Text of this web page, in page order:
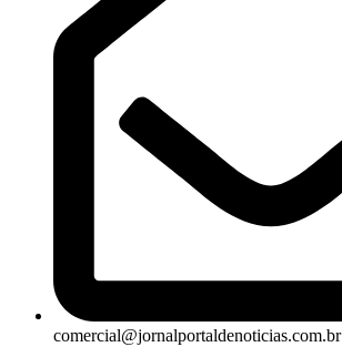
comercial@jornalportaldenoticias.com.br